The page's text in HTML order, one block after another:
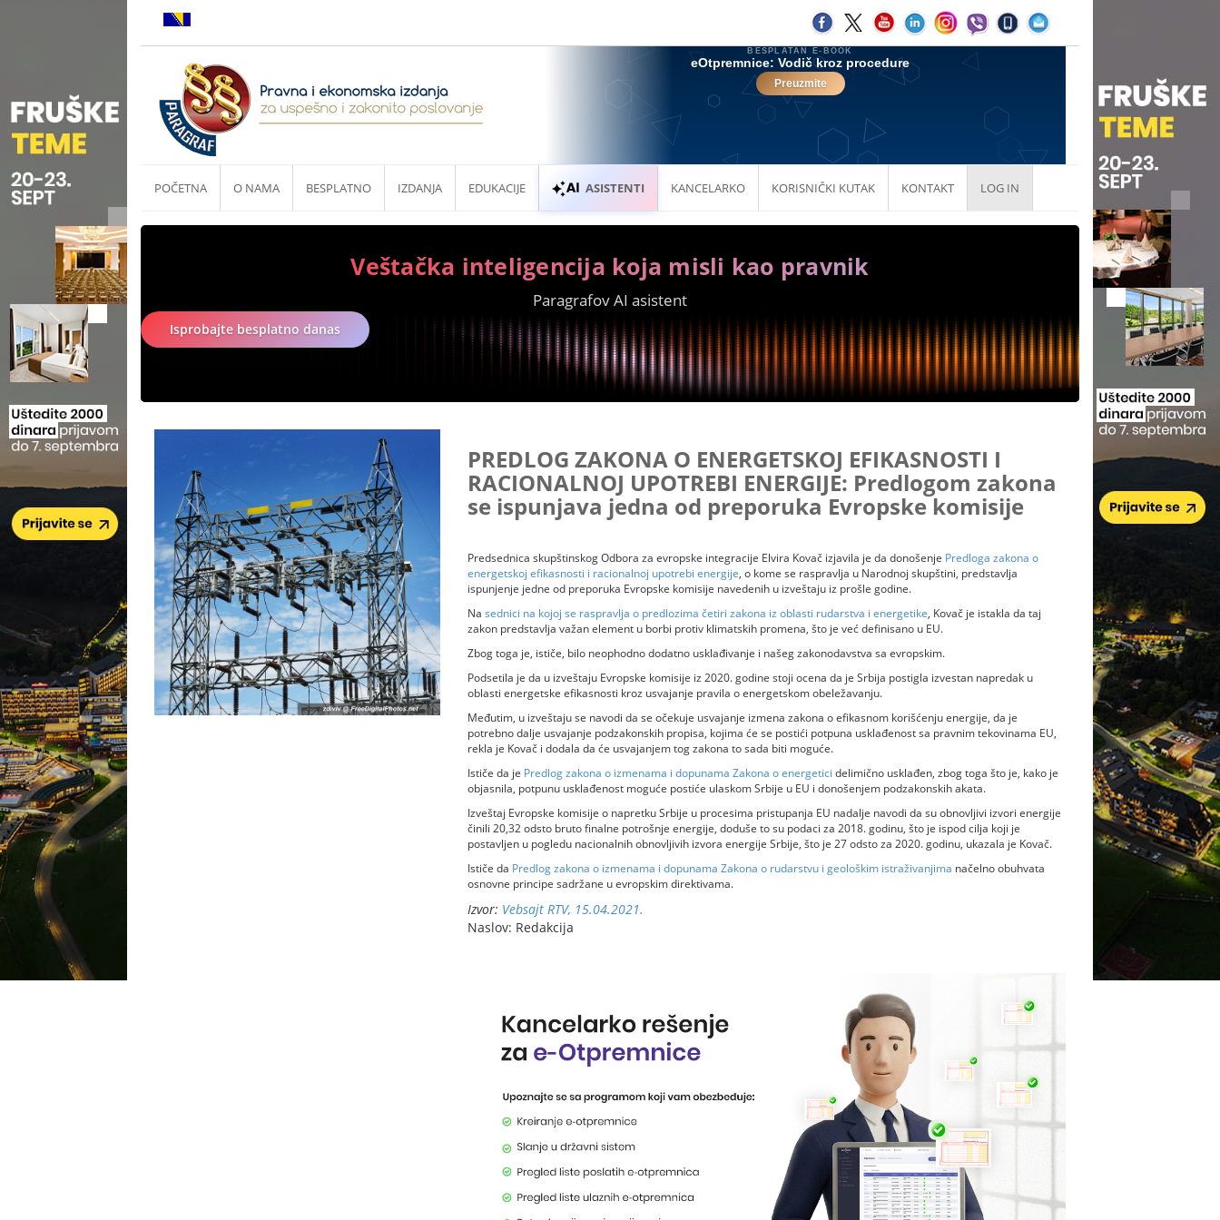
POČETNA O NAMA BESPLATNO IZDANJA EDUKACIJE ASISTENTI KANCELARKO KORISNIČKI KUTAK KONTAKT LOG IN
Veštačka inteligencija koja misli kao pravnik
Paragrafov AI asistent
Isprobajte besplatno danas
PREDLOG ZAKONA O ENERGETSKOJ EFIKASNOSTI I
RACIONALNOJ UPOTREBI ENERGIJE: Predlogom zakona
se ispunjava jedna od preporuka Evropske komisije
Predsednica skupštinskog Odbora za evropske integracije Elvira Kovač izjavila je da donošenje Predloga zakona o
energetskoj efikasnosti i racionalnoj upotrebi energije, o kome se raspravlja u Narodnoj skupštini, predstavlja
ispunjenje jedne od preporuka Evropske komisije navedenih u izveštaju iz prošle godine.
Na sednici na kojoj se raspravlja o predlozima četiri zakona iz oblasti rudarstva i energetike, Kovač je istakla da taj
zakon predstavlja važan element u borbi protiv klimatskih promena, što je već definisano u EU.
Zbog toga je, ističe, bilo neophodno dodatno usklađivanje i našeg zakonodavstva sa evropskim.
Podsetila je da u izveštaju Evropske komisije iz 2020. godine stoji ocena da je Srbija postigla izvestan napredak u
oblasti energetske efikasnosti kroz usvajanje pravila o energetskom obeležavanju.
Međutim, u izveštaju se navodi da se očekuje usvajanje izmena zakona o efikasnom korišćenju energije, da je
potrebno dalje usvajanje podzakonskih propisa, kojima će se postići potpuna usklađenost sa pravnim tekovinama EU,
rekla je Kovač i dodala da će usvajanjem tog zakona to sada biti moguće.
Ističe da je Predlog zakona o izmenama i dopunama Zakona o energetici delimično usklađen, zbog toga što je, kako je
objasnila, potpunu usklađenost moguće postiće ulaskom Srbije u EU i donošenjem podzakonskih akata.
Izveštaj Evropske komisije o napretku Srbije u procesima pristupanja EU nadalje navodi da su obnovljivi izvori energije
činili 20,32 odsto bruto finalne potrošnje energije, doduše to su podaci za 2018. godinu, što je ispod cilja koji je
postavljen u pogledu nacionalnih obnovljivih izvora energije Srbije, što je 27 odsto za 2020. godinu, ukazala je Kovač.
Ističe da Predlog zakona o izmenama i dopunama Zakona o rudarstvu i geološkim istraživanjima načelno obuhvata
osnovne principe sadržane u evropskim direktivama.
Izvor: Vebsajt RTV, 15.04.2021.
Naslov: Redakcija